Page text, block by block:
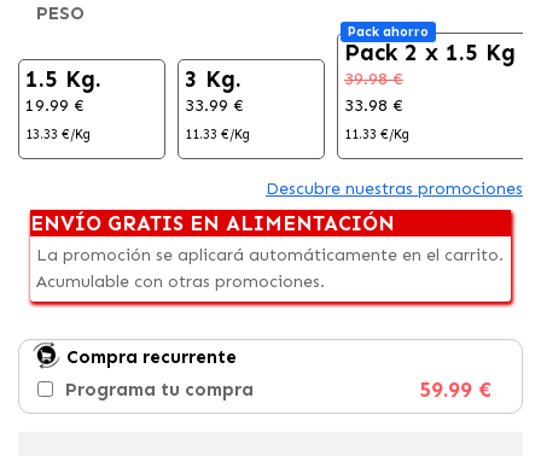
Contribuye al
control del sarro dental, limitando la
PESO
1.5 Kg.
19.99 €
13.33 €/Kg
3 Kg.
33.99 €
11.33 €/Kg
Pack ahorro
Pack 2 x 1.5 Kg
39.98 €
33.98 €
11.33 €/Kg
Descubre nuestras promociones
ENVÍO GRATIS EN ALIMENTACIÓN
La promoción se aplicará automáticamente en el carrito.
Acumulable con otras promociones.
Compra recurrente
Programa tu compra
59.99 €